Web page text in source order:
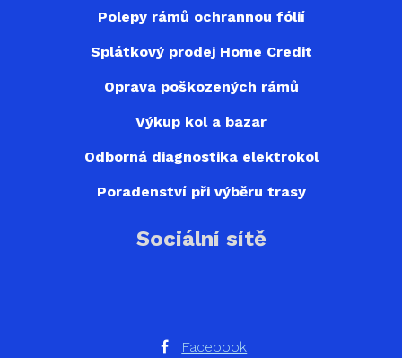
Polepy rámů ochrannou fólií
Splátkový prodej Home Credit
Oprava poškozených rámů
Výkup kol a bazar
Odborná diagnostika elektrokol
Poradenství při výběru trasy
Sociální sítě
Facebook